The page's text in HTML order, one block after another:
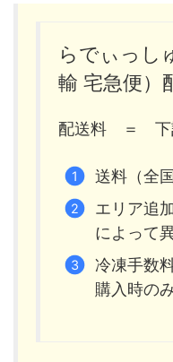
らでぃっし
輸 宅急便）
配送料 ＝
送料（全
エリア追
によって
冷凍手数
購入時のみ